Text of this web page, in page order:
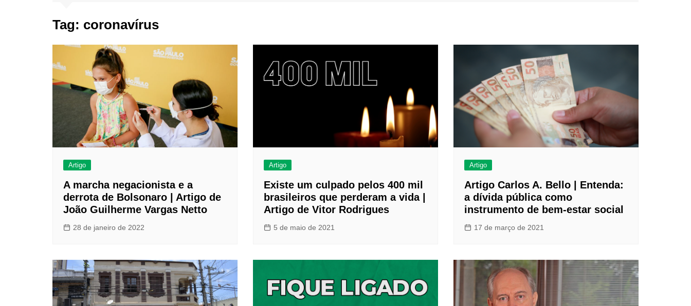
Colônia de Férias
Guia de Benefícios
Psicólogo
Turismo e Hospedagem
Óticas
Tag: coronavírus
Artigo
A marcha negacionista e a
derrota de Bolsonaro | Artigo de
João Guilherme Vargas Netto
28 de janeiro de 2022
Artigo
Existe um culpado pelos 400 mil
brasileiros que perderam a vida |
Artigo de Vitor Rodrigues
5 de maio de 2021
Artigo
Artigo Carlos A. Bello | Entenda:
a dívida pública como
instrumento de bem-estar social
17 de março de 2021